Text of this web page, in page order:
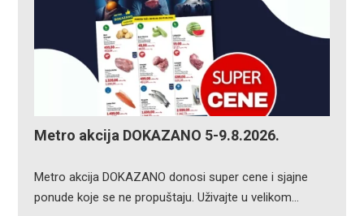
Metro akcija DOKAZANO 5-9.8.2026.
Metro akcija DOKAZANO donosi super cene i sjajne
ponude koje se ne propuštaju. Uživajte u velikom…